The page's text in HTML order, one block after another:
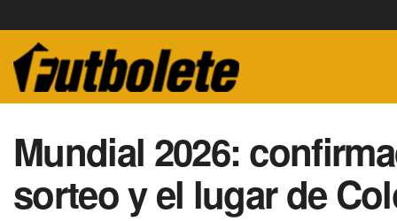
Mundial 2026:
sorteo y el lugar de